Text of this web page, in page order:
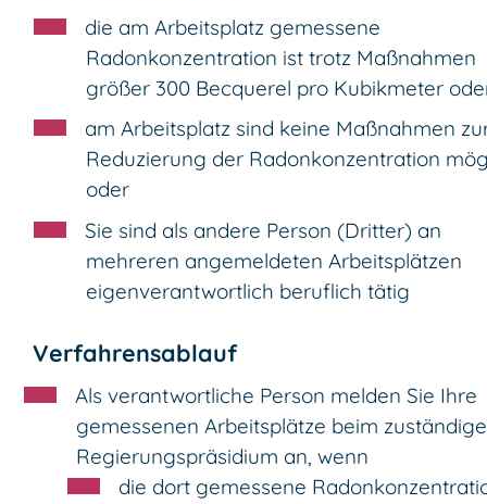
die am Arbeitsplatz gemessene
Radonkonzentration ist trotz Maßnahmen
größer 300 Becquerel pro Kubikmeter
am Arbeitsplatz sind keine Maßnahmen
Reduzierung der Radonkonzentration
oder
Sie sind als andere Person (Dritter) an
mehreren angemeldeten Arbeitsplätzen
eigenverantwortlich beruflich tätig
Verfahrensablauf
Als verantwortliche Person melden Sie Ihre
gemessenen Arbeitsplätze beim
Regierungspräsidium an, wenn
die dort gemessene